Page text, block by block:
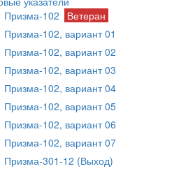
Призма-102
Ветеран
Призма-102, вариант 01
Призма-102, вариант 02
Призма-102, вариант 03
Призма-102, вариант 04
Призма-102, вариант 05
Призма-102, вариант 06
Призма-102, вариант 07
Призма-301-12 (Выход)